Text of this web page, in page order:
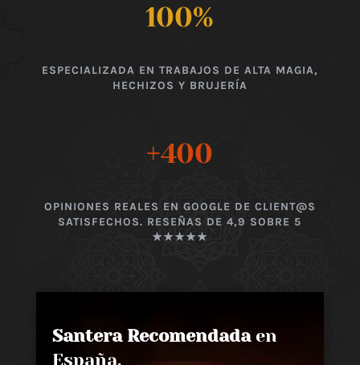
100%
ESPECIALIZADA EN TRABAJOS DE ALTA MAGIA,
HECHIZOS Y BRUJERÍA
+400
OPINIONES REALES EN GOOGLE DE CLIENT@S
SATISFECHOS. RESEÑAS DE 4,9 SOBRE 5
★★★★★
Santera Recomendadaen
España,